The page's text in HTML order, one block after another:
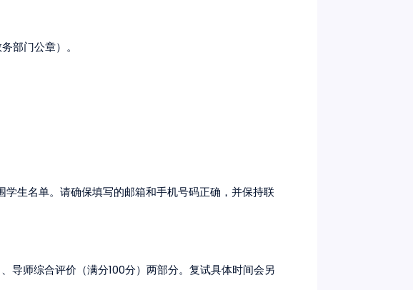
部门公章）。
生名单。请确保填写的邮箱和手机号码正确，并保持联
导师综合评价（满分100分）两部分。复试具体时间会另